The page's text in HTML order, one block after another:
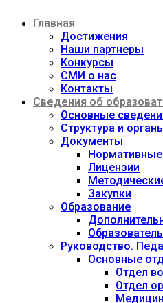
содержимому
Главная
Достижения
Наши партнеры
Конкурсы
СМИ о нас
Контакты
Сведения об
Основные
Структура и
Документы
Лицензии
Закупки
Образование
Руководство.
Основные
Отдел
Отдел